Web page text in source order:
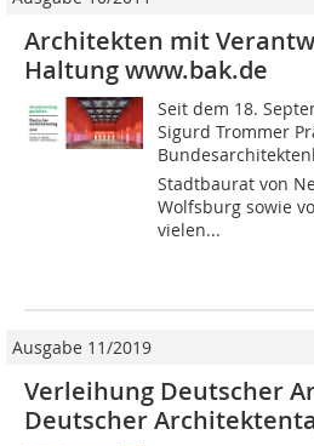
Architekten mit
Haltung www.bak.de
Seit dem 18.
Sigurd Trommer
Stadtbaurat von
Wolfsburg sowie
vielen...
Ausgabe 11/2019
Verleihung Deutscher
Deutscher